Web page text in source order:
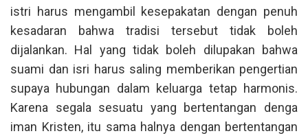
istri harus mengambil kesepakatan dengan penuh
kesadaran bahwa tradisi tersebut tidak boleh
dijalankan. Hal yang tidak boleh dilupakan bahwa
suami dan isri harus saling memberikan pengertian
supaya hubungan dalam keluarga tetap harmonis.
Karena segala sesuatu yang bertentangan denga
iman Kristen, itu sama halnya dengan bertentangan